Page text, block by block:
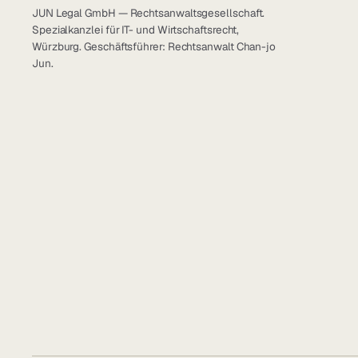
JUN Legal GmbH — Rechtsanwaltsgesellschaft.
Spezialkanzlei für IT- und Wirtschaftsrecht,
Würzburg. Geschäftsführer: Rechtsanwalt Chan-jo
Jun.